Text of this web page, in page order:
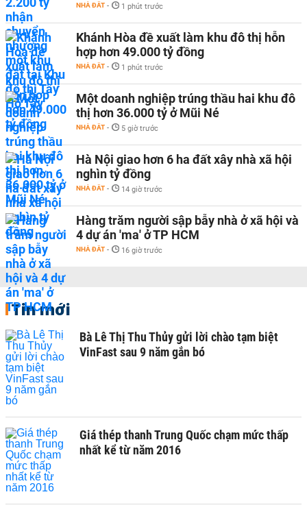
NHÀ ĐẤT - 1 phút trước
Khánh Hòa đề xuất làm khu đô thị hỗn
hợp hơn 49.000 tỷ đồng
NHÀ ĐẤT - 1 phút trước
Một doanh nghiệp trúng thầu hai khu đô
thị hơn 36.000 tỷ ở Mũi Né
NHÀ ĐẤT - 5 giờ trước
Hà Nội giao hơn 6 ha đất xây nhà xã hội
nghìn tỷ đồng
NHÀ ĐẤT - 14 giờ trước
Hàng trăm người sập bẫy nhà ở xã hội và
4 dự án 'ma' ở TP HCM
NHÀ ĐẤT - 16 giờ trước
Tin mới
Bà Lê Thị Thu Thủy gửi lời chào tạm biệt
VinFast sau 9 năm gắn bó
Giá thép thanh Trung Quốc chạm mức thấp
nhất kể từ năm 2016